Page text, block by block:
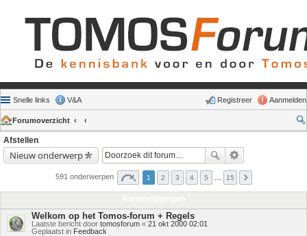
Snelle links V&A Aanmelden
Registreer
Forumoverzicht
Afstellen
Nieuw onderwerp
591 onderwerpen 1 2 3 4 5 15
Welkom op het Tomos-forum + Regels
Laatste bericht door tomosforum « 21 okt 2000 02:01
Geplaatst in Feedback